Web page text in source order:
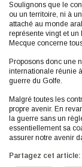
Soulignons que le
ou un territoire, ni à
attaché au monde
représente vingt et un
Mecque concerne
Proposons donc une
internationale réunie
guerre du Golfe.
Malgré toutes les
propre avenir. En
la guerre sans un
essentiellement sa
assurer notre avenir
Partagez cet article: